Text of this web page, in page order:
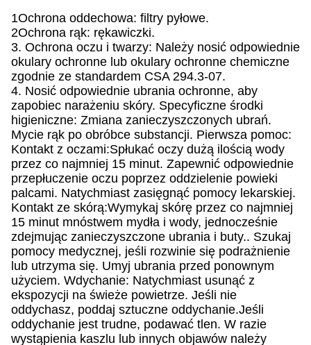
1Ochrona oddechowa: filtry pyłowe.
2Ochrona rąk: rękawiczki.
3. Ochrona oczu i twarzy: Należy nosić odpowiednie
okulary ochronne lub okulary ochronne chemiczne
zgodnie ze standardem CSA 294.3-07.
4. Nosić odpowiednie ubrania ochronne, aby
zapobiec narażeniu skóry. Specyficzne środki
higieniczne: Zmiana zanieczyszczonych ubrań.
Mycie rąk po obróbce substancji. Pierwsza pomoc:
Kontakt z oczami:Spłukać oczy dużą ilością wody
przez co najmniej 15 minut. Zapewnić odpowiednie
przepłuczenie oczu poprzez oddzielenie powieki
palcami. Natychmiast zasięgnąć pomocy lekarskiej.
Kontakt ze skórą:Wymykaj skórę przez co najmniej
15 minut mnóstwem mydła i wody, jednocześnie
zdejmując zanieczyszczone ubrania i buty.. Szukaj
pomocy medycznej, jeśli rozwinie się podrażnienie
lub utrzyma się. Umyj ubrania przed ponownym
użyciem. Wdychanie: Natychmiast usunąć z
ekspozycji na świeże powietrze. Jeśli nie
oddychasz, poddaj sztuczne oddychanie.Jeśli
oddychanie jest trudne, podawać tlen. W razie
wystąpienia kaszlu lub innych objawów należy